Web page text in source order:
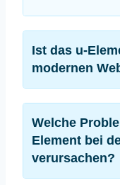
Ist das u-
modernen
Welche
Element bei
verursachen?